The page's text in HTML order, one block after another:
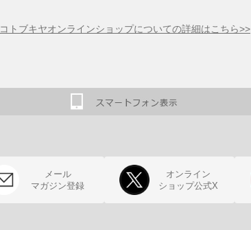
コトブキヤオンラインショップについての詳細はこちら>>
メール
マガジン登録
オンライン
ショップ公式X